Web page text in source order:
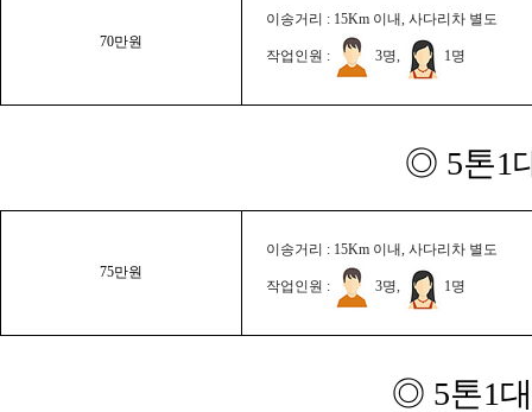
70만원
이송거리 : 15Km 이내, 사다리차 별도
작업인원 : 3명, 1명
◎ 5톤1
75만원
이송거리 : 15Km 이내, 사다리차 별도
작업인원 : 3명, 1명
◎ 5톤1